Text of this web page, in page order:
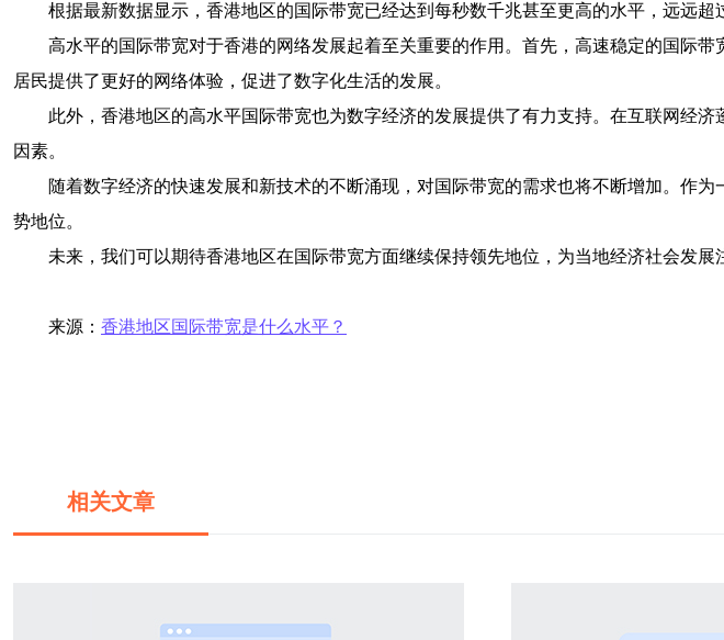
根据最新数据显示，香港地区的国际带宽已经达到每秒数千兆甚至更高的水平，远远
高水平的国际带宽对于香港的网络发展起着至关重要的作用。首先，高速稳定的国际
居民提供了更好的网络体验，促进了数字化生活的发展。
此外，香港地区的高水平国际带宽也为数字经济的发展提供了有力支持。在互联网经
因素。
随着数字经济的快速发展和新技术的不断涌现，对国际带宽的需求也将不断增加。作
势地位。
未来，我们可以期待香港地区在国际带宽方面继续保持领先地位，为当地经济社会发展
来源： 香港地区国际带宽是什么水平？
相关文章